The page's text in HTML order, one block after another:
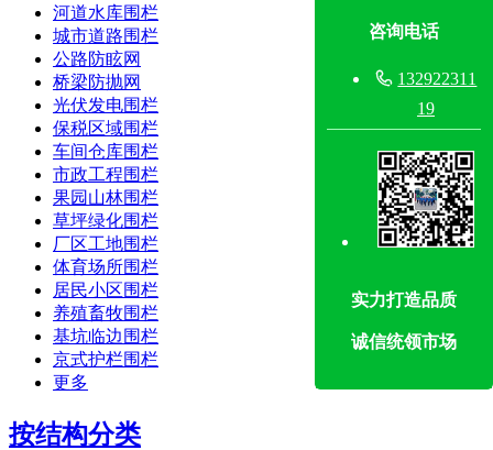
河道水库围栏
城市道路围栏
公路防眩网
桥梁防抛网
光伏发电围栏
保税区域围栏
车间仓库围栏
市政工程围栏
果园山林围栏
草坪绿化围栏
厂区工地围栏
体育场所围栏
居民小区围栏
养殖畜牧围栏
基坑临边围栏
京式护栏围栏
更多
按结构分类
咨询电话
 132922311
19
实力打造品质
诚信统领市场